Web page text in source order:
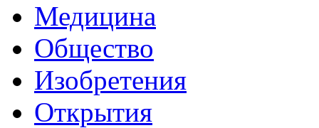
Медицина
Общество
Изобретения
Открытия